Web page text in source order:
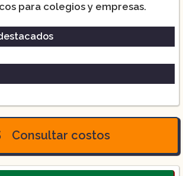
para colegios y empresas.
verano:
Consultar costos